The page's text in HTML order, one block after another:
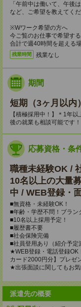
「午前中は働いて、午後
など、ご希望を教えてくだ
※Wワーク希望の方へ
今ご覧のお仕事で希望す
合計で週40時間を超える
残業時間 残業なし
期間
短期（3ヶ月以内）
【積極採用中！】＊1年
後の就業も相談可能です！
応募資格・条
職種未経験OK /
10名以上の大量
中 / WEB登録・
■無資格・未経験OK！
■年齢・学歴不問！ブラン
■10名以上採用予定！
■履歴書不要
■社会保険完備
■社員登用あり（紹介予定
★WEB登録・電話登録OK
カード2000円分】プレゼ
★出張面談に関してもお気
派遣先の概要